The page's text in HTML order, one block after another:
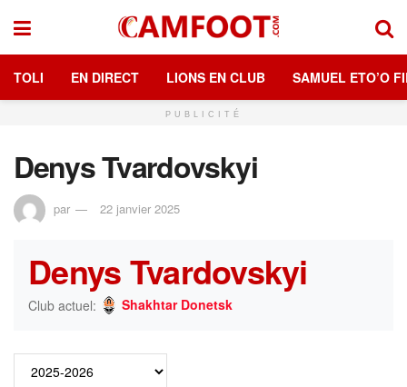
TOLI EN DIRECT LIONS EN CLUB SAMUEL ETO’O
PUBLICITÉ
Denys Tvardovskyi
par 22 janvier 2025
Denys Tvardovskyi
Club actuel: Shakhtar Donetsk